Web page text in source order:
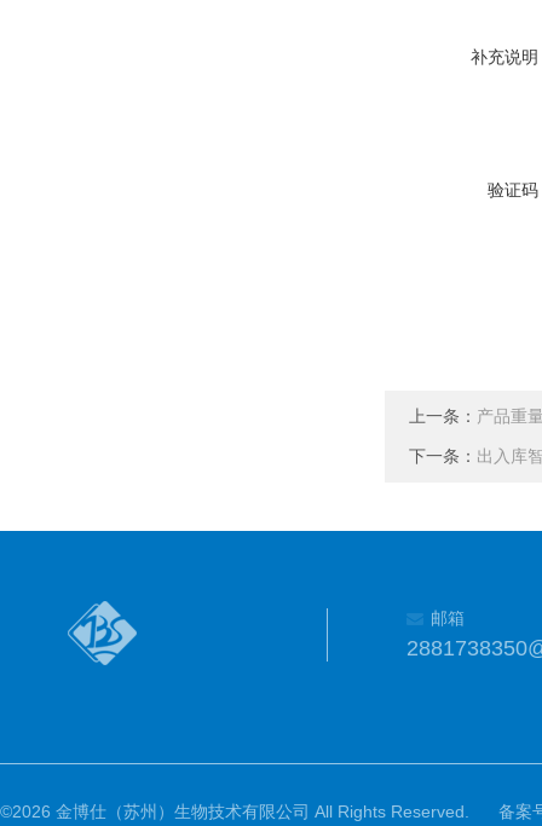
补充说明
验证码
上一条： 产品重
下一条： 出入库
邮箱
©2026 金博仕（苏州）生物技术有限公司 All Rights Reserved. 备案